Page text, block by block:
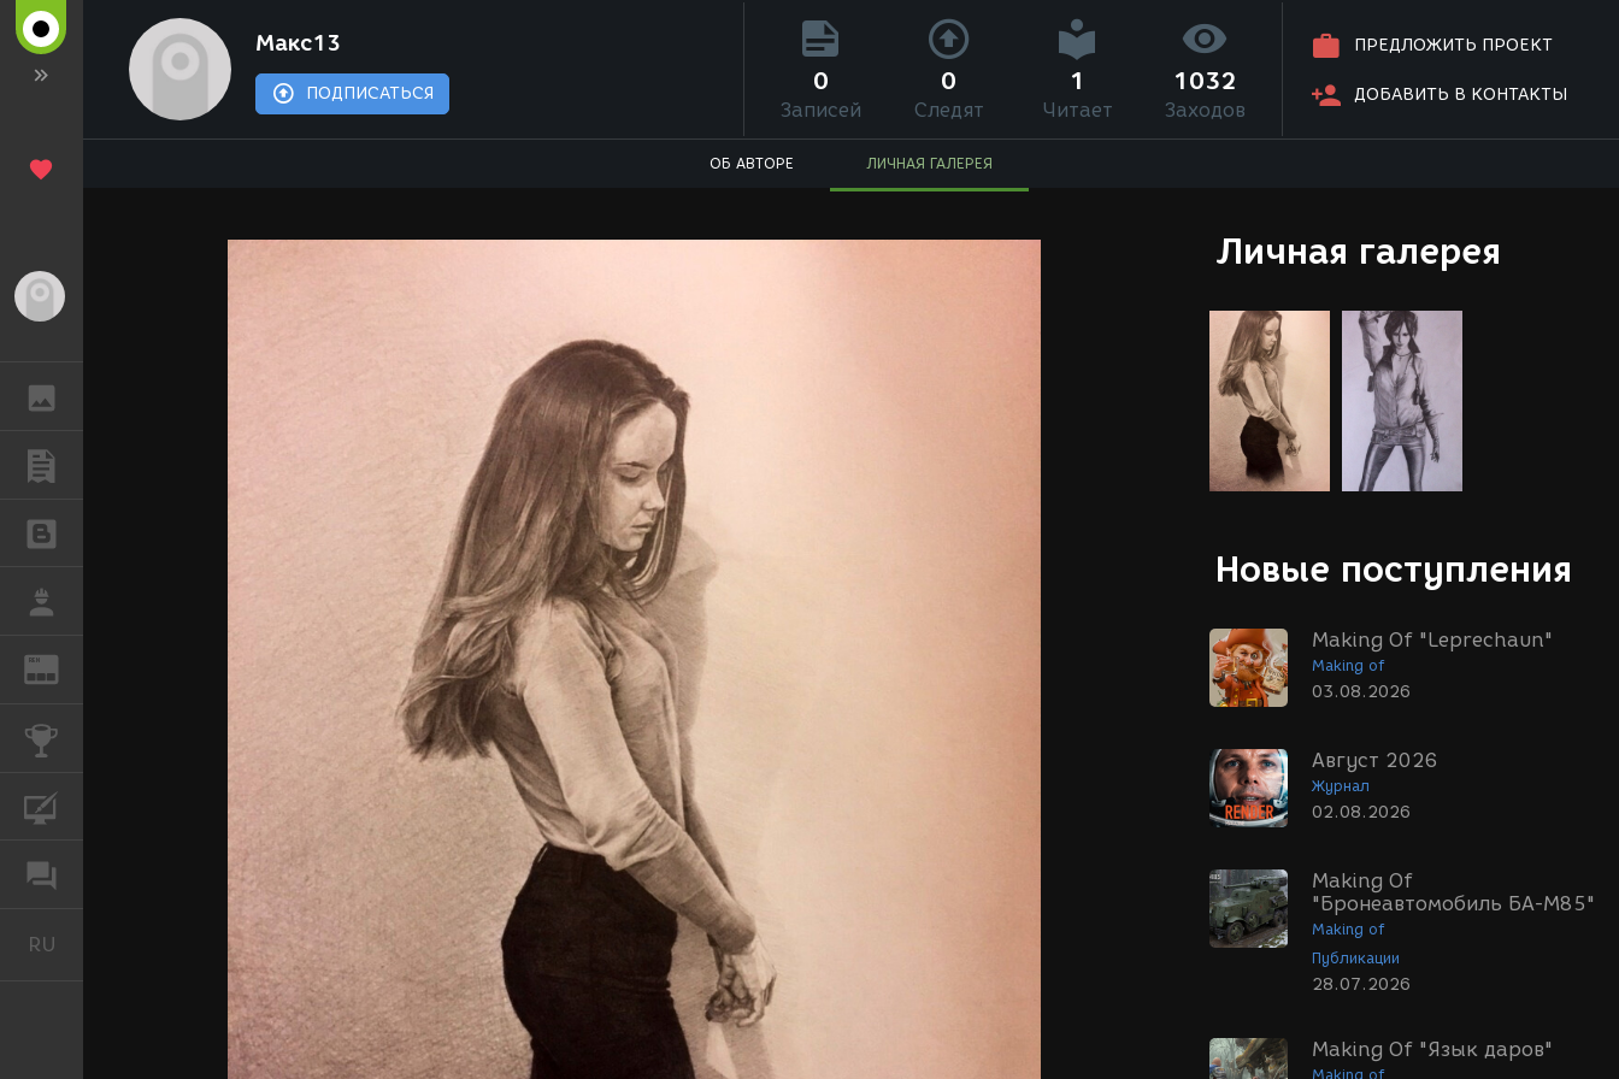
REN
RU
Макс13
ПОДПИСАТЬСЯ
ПРЕДЛОЖИТЬ ПРОЕКТ
ДОБАВИТЬ В КОНТАКТЫ
0
Записей
0
Следят
1
Читает
1032
Заходов
ОБ АВТОРЕ ЛИЧНАЯ ГАЛЕРЕЯ
Личная галерея
Новые поступления
Making Of "Leprechaun"
Making of
03.08.2026
Август 2026
Журнал
02.08.2026
Making Of
"Бронеавтомобиль БА-М85"
Making of
Публикации
28.07.2026
Making Of "Язык даров"
Making of